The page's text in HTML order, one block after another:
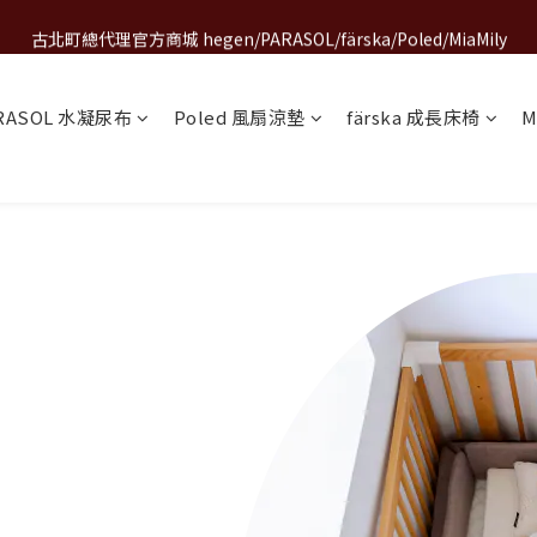
A World of Wonder 奇想世界特展｜套票熱賣中
古北町總代理官方商城 hegen/PARASOL/färska/Poled/MiaMily
水凝尿布 Poled 風扇涼墊 färska 成長床椅